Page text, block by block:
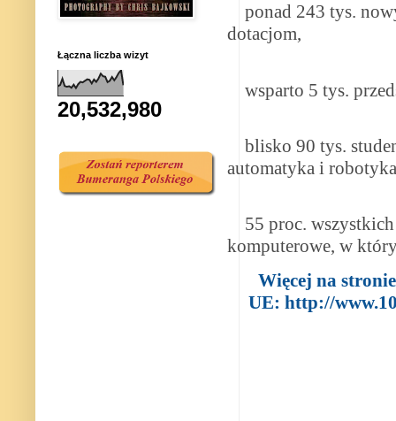
ponad 243 tys.
dotacjom,
wsparto 5 tys.
blisko 90 tys.
automatyka i
55 proc. wszystkich
komputerowe, w
Więcej na
UE: http://
Łączna liczba wizyt
20,532,980